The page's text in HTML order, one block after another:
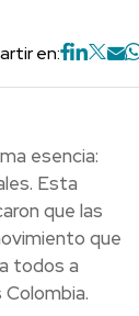
en:
esencia:
Esta
que las
que
todos a